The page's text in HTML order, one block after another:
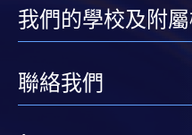
我們的學校及附
聯絡我們